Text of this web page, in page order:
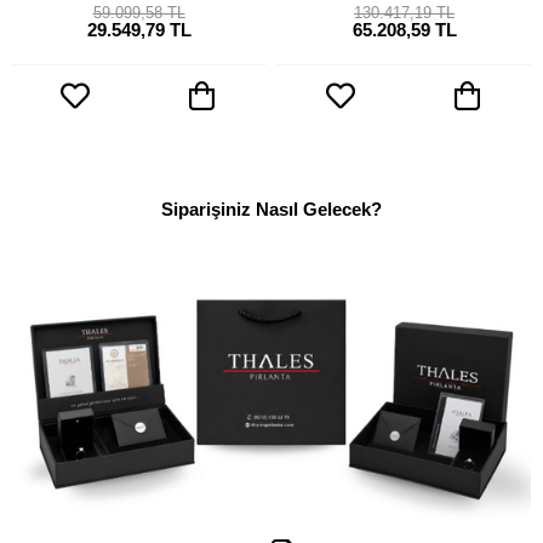
29.549,79 TL
59.099,58 TL
65.208,59 TL
130.417,19 TL
Siparişiniz Nasıl Gelecek?